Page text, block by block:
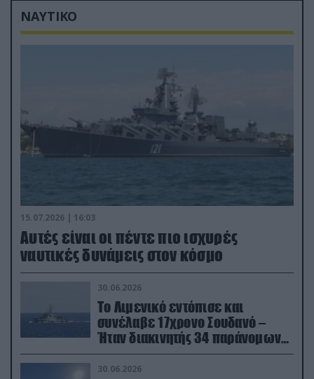
ΝΑΥΤΙΚΟ
15.07.2026 | 16:03
Aυτές είναι οι πέντε πιο ισχυρές
ναυτικές δυνάμεις στον κόσμο
30.06.2026
Το Λιμενικό εντόπισε και
συνέλαβε 17χρονο Σουδανό –
Ήταν διακινητής 34 παράνομων
μεταναστών
30.06.2026